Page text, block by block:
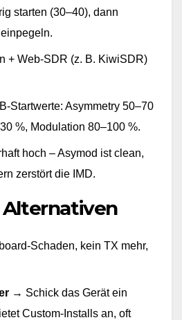
starten (30–40), dann
+ Web-SDR (z. B. KiwiSDR)
Startwerte: Asymmetry 50–70
%, Modulation 80–100 %.
hoch – Asymod ist clean,
zerstört die IMD.
Alternativen
Schaden, kein TX mehr,
→ Schick das Gerät ein
Custom-Installs an, oft